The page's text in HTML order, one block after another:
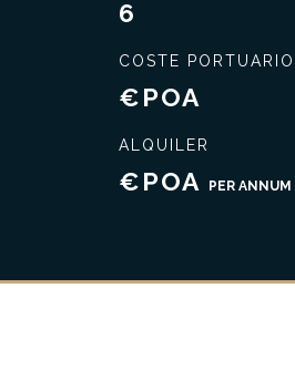
6
COSTE PORTUARIO
€POA
ALQUILER
€POA PER ANNUM
Servicio exclusivo